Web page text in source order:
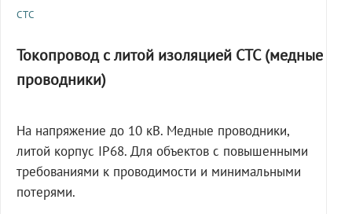
СТС
Токопровод с литой изоляцией СТС (медные
проводники)
На напряжение до 10 кВ. Медные проводники,
литой корпус IP68. Для объектов с повышенными
требованиями к проводимости и минимальными
потерями.